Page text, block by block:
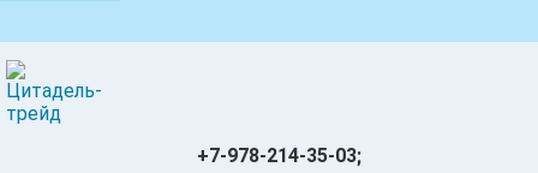
+7-978-214-35-03;